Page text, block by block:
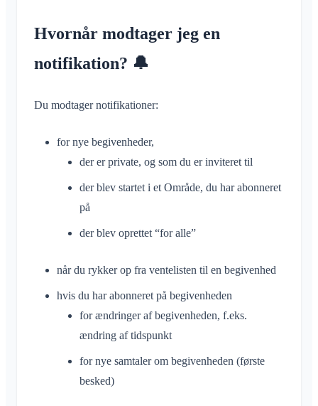
Personlig kalender
Synkronisering
Læsekvittering
Kalender
Samtaler
Hvad er en områdegruppe?
Opret område
Deltag i område
Forlad område
Privat område
Skift e-mail
Skift profilbillede
Tilpas baggrund
App-adgangstilladelser
Luk konto
Administration
Hurtig start for administratorer
Tilladelser
Flere administratorer
Anvendelsesområder
Ofte stillede spørgsmål
Hvornår modtager jeg en
notifikation? 🔔
Du modtager notifikationer:
for nye begivenheder,
der er private, og som du er inviteret til
der blev startet i et Område, du har abonneret
på
der blev oprettet “for alle”
når du rykker op fra ventelisten til en begivenhed
hvis du har abonneret på begivenheden
for ændringer af begivenheden, f.eks.
ændring af tidspunkt
for nye samtaler om begivenheden (første
besked)